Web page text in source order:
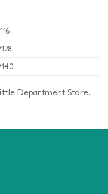
Department Store.